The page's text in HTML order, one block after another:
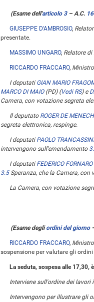
(Esame dell'articolo 3– A.C.
GIUSEPPE D'AMBROSIO,
presentate.
MASSIMO UNGARO, Relatore
RICCARDO FRACCARO,
I deputati GIAN MARIO
MARCO DI MAIO(PD) (Vedi RS)e
Camera, con votazione segreta
Il deputato ROGER DE MENECH
segreta elettronica, respinge.
I deputati PAOLO TRANCASSINI
intervengono sull'emendamento
I deputati FEDERICO FORNARO
3.5Speranza, che la Camera, con
La Camera, con votazione
(Esame degliordini del giorno
RICCARDO FRACCARO,
sospensione per valutare gli
La seduta, sospesa alle 17,30,
Interviene sull'ordine dei lavori
Intervengono per illustrare gli